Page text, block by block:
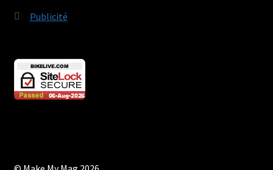
Publicité